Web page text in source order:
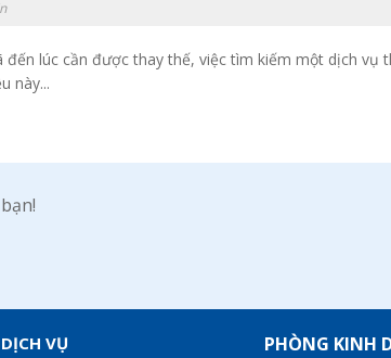
đến lúc cần được thay thế, việc tìm kiếm một dịch vụ
này...
VỤ
PHÒNG KINH